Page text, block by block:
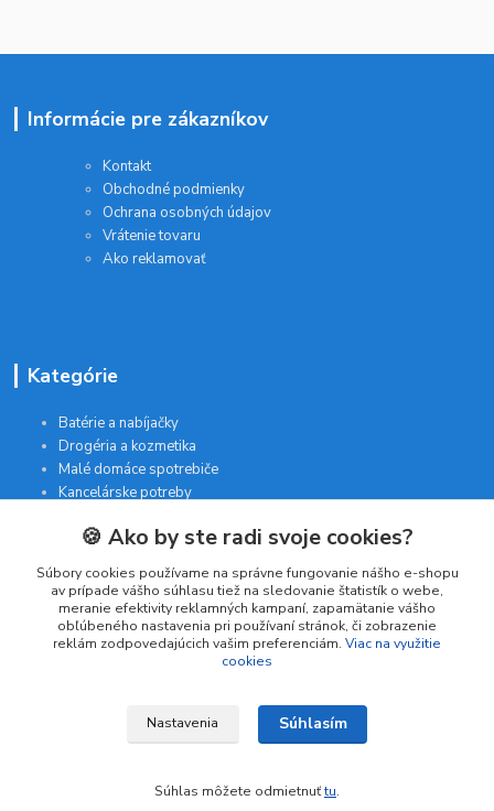
Informácie pre zákazníkov
Kontakt
Obchodné podmienky
Ochrana osobných údajov
Vrátenie tovaru
Ako reklamovať
Kategórie
Batérie a nabíjačky
Drogéria a kozmetika
Malé domáce spotrebiče
Kancelárske potreby
Kontakt
INTERGAM s.r.o
Jelšová 5
🍪 Ako by ste radi svoje cookies?
Súbory cookies používame na správne fungovanie nášho e-shopu
av prípade vášho súhlasu tiež na sledovanie štatistík o webe,
meranie efektivity reklamných kampaní, zapamätanie vášho
obľúbeného nastavenia pri používaní stránok, či zobrazenie
reklám zodpovedajúcich vašim preferenciám. Viac na využitie
cookies
Nastavenia Súhlasím
Súhlas môžete odmietnuťtu.